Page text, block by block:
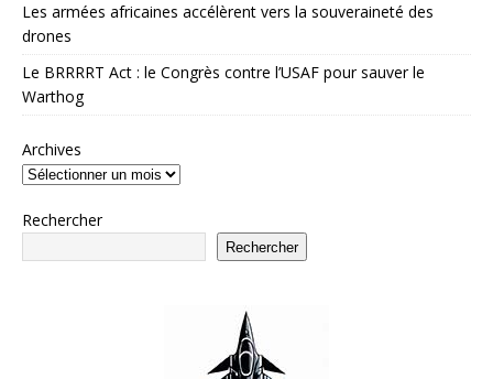
Les armées africaines accélèrent vers la souveraineté des
drones
Le BRRRRT Act : le Congrès contre l’USAF pour sauver le
Warthog
Archives
Rechercher
Rechercher